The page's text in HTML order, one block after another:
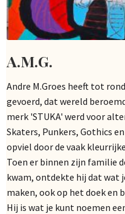
A.M.G.
Andre M.Groes heeft tot
gevoerd, dat wereld
merk 'STUKA' werd voor
Skaters, Punkers, Gothics
opviel door de vaak
Toen er binnen zijn familie
kwam, ontdekte hij dat wat
maken, ook op het doek en
Hij is wat je kunt noemen